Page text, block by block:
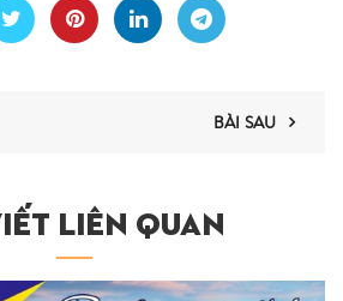
BÀI SAU
LIÊN QUAN